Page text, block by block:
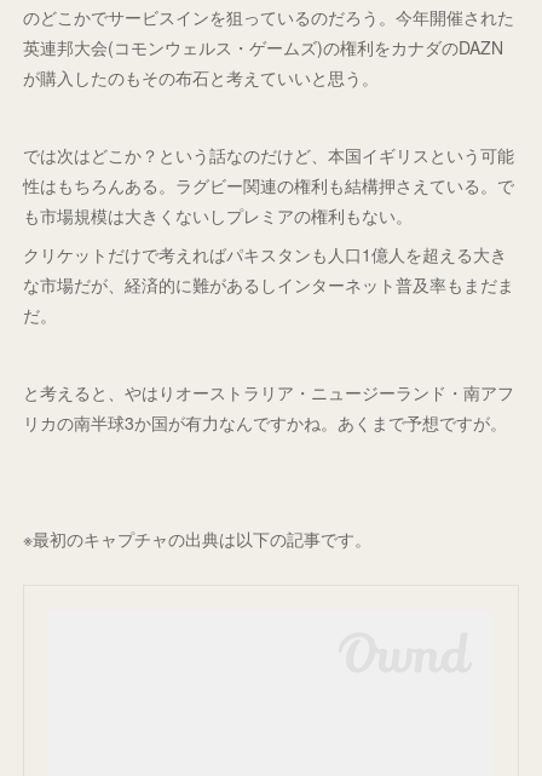
のどこかでサービスインを狙っているのだろう。今年開催された
英連邦大会(コモンウェルス・ゲームズ)の権利をカナダのDAZN
が購入したのもその布石と考えていいと思う。
では次はどこか？という話なのだけど、本国イギリスという可能
性はもちろんある。ラグビー関連の権利も結構押さえている。で
も市場規模は大きくないしプレミアの権利もない。
クリケットだけで考えればパキスタンも人口1億人を超える大き
な市場だが、経済的に難があるしインターネット普及率もまだま
だ。
と考えると、やはりオーストラリア・ニュージーランド・南アフ
リカの南半球3か国が有力なんですかね。あくまで予想ですが。
※最初のキャプチャの出典は以下の記事です。